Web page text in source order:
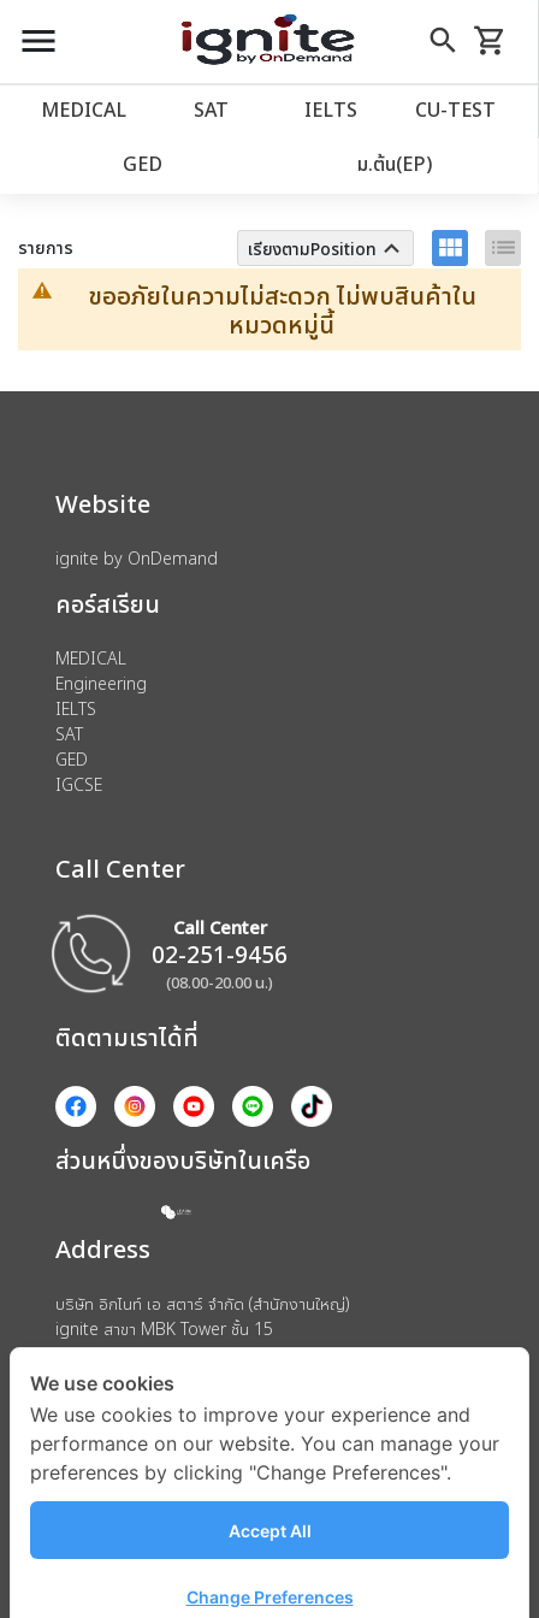
close
account_balance หน้าแรก
เว็บไซต์อิกไนท์
import_contacts วางแผนการเรียน
menu search
Skip
to
shopping_cart
รถเข็น
MEDICAL SAT IELTS CU‑TEST
GED ม.ต้น(EP)
ตัวกรอง
รายการ เรียงตามPosition keyboard_arrow_up view_module list
ขออภัยในความไม่สะดวก ไม่พบสินค้าใน
หมวดหมู่นี้
Website
ignite by OnDemand
คอร์สเรียน
MEDICAL
Engineering
IELTS
SAT
GED
IGCSE
Call Center
Call Center
02-251-9456
(08.00-20.00 น.)
ติดตามเราได้ที่
ส่วนหนึ่งของบริษัทในเครือ
Address
บริษัท อิกไนท์ เอ สตาร์ จำกัด (สำนักงานใหญ่)
ignite สาขา MBK Tower ชั้น 15
ถนนพญาไท แขวงวังใหม่ เขตปทุมวัน กรุงเทพมหานคร 10330
We use cookies
We use cookies to improve your experience and
performance on our website. You can manage your
preferences by clicking "Change Preferences".
Accept All
Change Preferences